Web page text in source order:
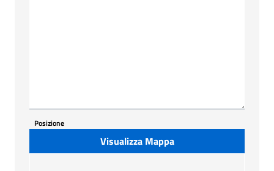
Posizione
Visualizza Mappa